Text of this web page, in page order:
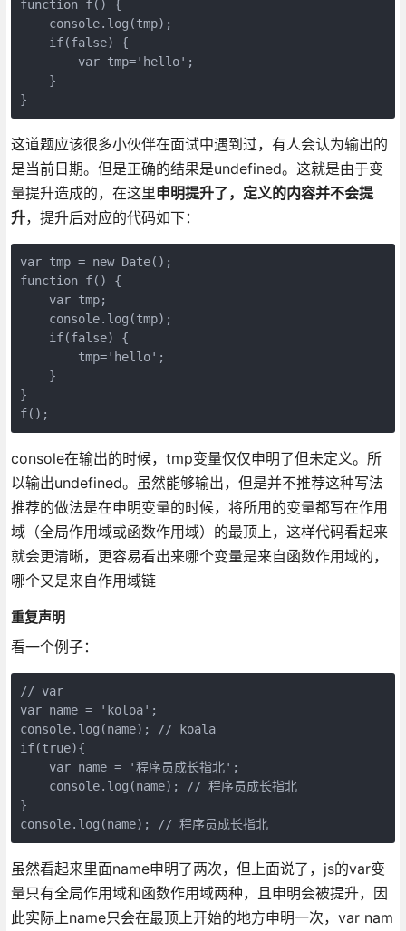
function f() {
    console.log(tmp);
    if(false) {
        var tmp='hello';
    }
}
这道题应该很多小伙伴在面试中遇到过，有人会认为输出的
是当前日期。但是正确的结果是undefined。这就是由于变
量提升造成的，在这里申明提升了，定义的内容并不会提
升，提升后对应的代码如下：
var tmp = new Date();
function f() {
    var tmp;
    console.log(tmp);
    if(false) {
        tmp='hello';
    }
}
f();
console在输出的时候，tmp变量仅仅申明了但未定义。所
以输出undefined。虽然能够输出，但是并不推荐这种写法
推荐的做法是在申明变量的时候，将所用的变量都写在作用
域（全局作用域或函数作用域）的最顶上，这样代码看起来
就会更清晰，更容易看出来哪个变量是来自函数作用域的，
哪个又是来自作用域链
重复声明
看一个例子：
// var
var name = 'koloa';
console.log(name); // koala
if(true){
    var name = '程序员成长指北';
    console.log(name); // 程序员成长指北
}
console.log(name); // 程序员成长指北
虽然看起来里面name申明了两次，但上面说了，js的var变
量只有全局作用域和函数作用域两种，且申明会被提升，因
此实际上name只会在最顶上开始的地方申明一次，var nam